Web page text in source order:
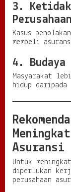
3.
Kasus
membeli
4. Budaya
Masyarakat
hidup daripada
Asuransi
Untuk
diperlukan
perusahaan